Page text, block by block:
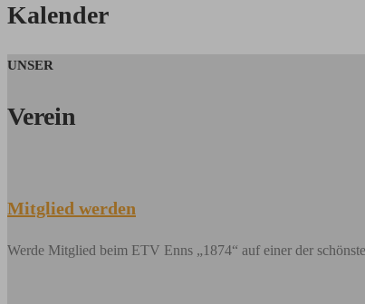
Kalender
UNSER
Verein
Mitglied werden
Werde Mitglied beim ETV Enns „1874“ auf einer der